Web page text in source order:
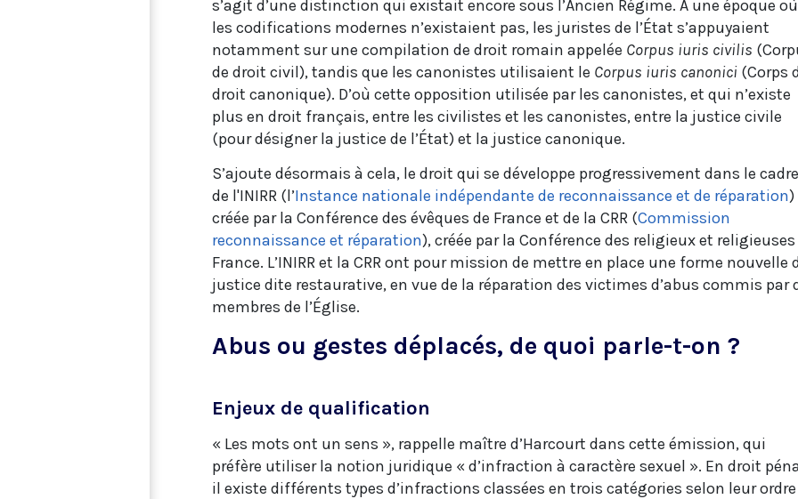
s’agit d’une distinction qui existait encore sous l’Ancien Régime. À une époque où
les codifications modernes n’existaient pas, les juristes de l’État s’appuyaient
notamment sur une compilation de droit romain appelée Corpus iuris civilis
de droit civil), tandis que les canonistes utilisaient le Corpus iuris canonici (Corps
droit canonique). D’où cette opposition utilisée par les canonistes, et qui n’existe
plus en droit français, entre les civilistes et les canonistes, entre la justice civile
(pour désigner la justice de l’État) et la justice canonique.
S’ajoute désormais à cela, le droit qui se développe progressivement dans le cadre
de l'INIRR (l’Instance nationale indépendante de reconnaissance et de réparation)
créée par la Conférence des évêques de France et de la CRR (Commission
reconnaissance et réparation), créée par la Conférence des religieux et religieuses
France. L’INIRR et la CRR ont pour mission de mettre en place une forme nouvelle
justice dite restaurative, en vue de la réparation des victimes d’abus commis par
membres de l’Église.
Abus ou gestes déplacés, de quoi parle-t-on ?
Enjeux de qualification
« Les mots ont un sens », rappelle maître d’Harcourt dans cette émission, qui
préfère utiliser la notion juridique « d’infraction à caractère sexuel ». En droit
il existe différents types d’infractions classées en trois catégories selon leur ordre